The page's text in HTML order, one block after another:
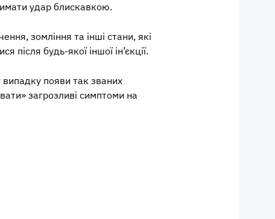
удар блискавкою.
зомління та інші стани, які
будь-якої іншої ін’єкції.
появи так званих
загрозливі симптоми на